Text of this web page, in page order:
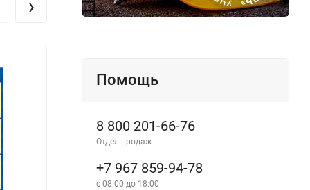
›
Помощь
8 800 201-66-76
Отдел продаж
+7 967 859-94-78
с 08:00 до 18:00